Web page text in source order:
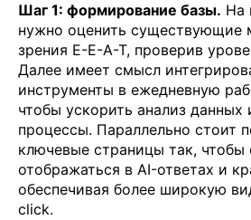
Шаг 1: формирование базы. На
нужно оценить существующие
зрения E-E-A-T, проверив
Далее имеет смысл
инструменты в ежедневную
чтобы ускорить анализ данных
процессы. Параллельно стоит
ключевые страницы так, чтобы
отображаться в AI-ответах и
обеспечивая более широкую
click.